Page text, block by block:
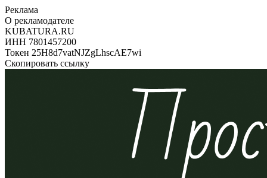
Реклама
О рекламодателе
KUBATURA.RU
ИНН 7801457200
Токен 25H8d7vatNJZgLhscAE7wi
Скопировать ссылку